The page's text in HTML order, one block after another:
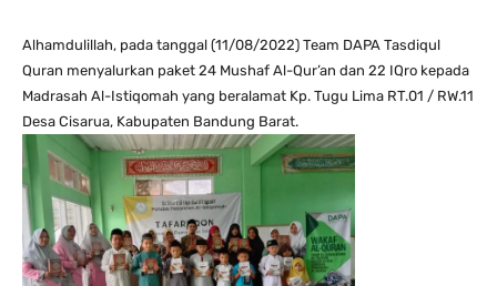
Alhamdulillah, pada tanggal (11/08/2022) Team DAPA Tasdiqul
Quran menyalurkan paket 24 Mushaf Al-Qur’an dan 22 IQro kepada
Madrasah Al-Istiqomah yang beralamat Kp. Tugu Lima RT.01 / RW.11
Desa Cisarua, Kabupaten Bandung Barat.